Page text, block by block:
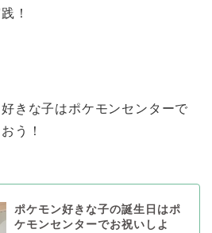
！
きな子はポケモンセンターで
う！
ポケモン好きな子の誕生日はポ
ケモンセンターでお祝いしよ